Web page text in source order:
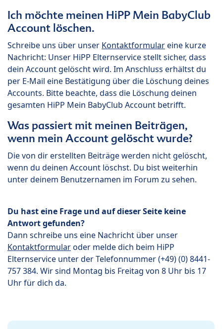
Ich möchte meinen HiPP Mein BabyClub
Account löschen.
Schreibe uns über unser Kontaktformulareine kurze
Nachricht: Unser HiPP Elternservice stellt sicher, dass
dein Account gelöscht wird. Im Anschluss erhältst du
per E-Mail eine Bestätigung über die Löschung deines
Accounts. Bitte beachte, dass die Löschung deinen
gesamten HiPP Mein BabyClub Account betrifft.
Was passiert mit meinen Beiträgen,
wenn mein Account gelöscht wurde?
Die von dir erstellten Beiträge werden nicht gelöscht,
wenn du deinen Account löschst. Du bist weiterhin
unter deinem Benutzernamen im Forum zu sehen.
Du hast eine Frage und auf dieser Seite keine
Antwort gefunden?
Dann schreibe uns eine Nachricht über unser
Kontaktformularoder melde dich beim HiPP
Elternservice unter der Telefonnummer (+49) (0) 8441-
757 384. Wir sind Montag bis Freitag von 8 Uhr bis 17
Uhr für dich da.